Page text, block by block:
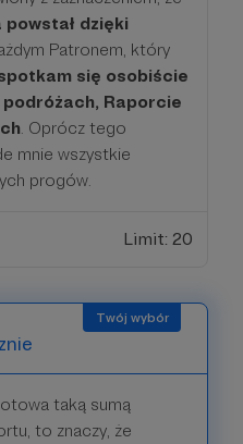
dzięki
Patronem, który
się osobiście
Raporcie
. Oprócz tego
mnie wszystkie
progów.
Limit: 20
taką sumą
to znaczy, że